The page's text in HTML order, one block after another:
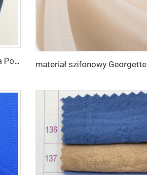
Towary Woven Poliester Bawełna Indonezja Poliester Bawełna